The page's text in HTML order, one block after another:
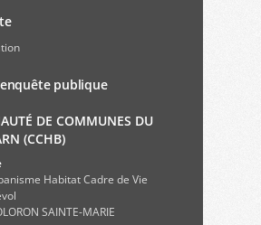
publique
DE COMMUNES DU
(CCHB)
Habitat Cadre de Vie
SAINTE-MARIE